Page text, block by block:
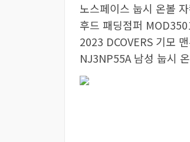
노스페이스 눕시 온볼
후드 패딩점퍼
2023 DCOVERS 기모
NJ3NP55A 남성 눕시